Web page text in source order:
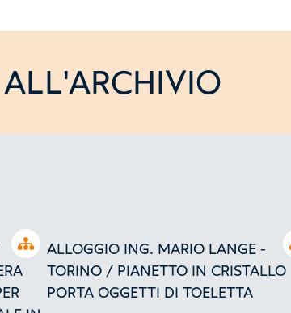
ALL'ARCHIVIO
Open tree
ALLOGGIO ING. MARIO LANGE -
TORINO / PIANETTO IN CRISTALLO
PORTA OGGETTI DI TOELETTA